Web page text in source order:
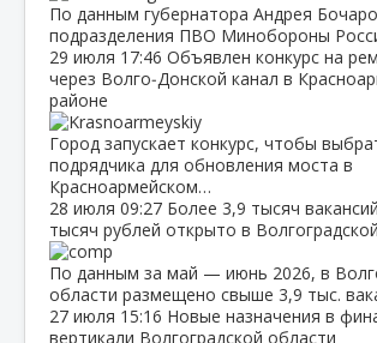
По данным губернатора Андрея
подразделения ПВО Минобороны
29 июля 17:46 Объявлен конкурс на
через Волго‑Донской канал в
районе
Город запускает конкурс, чтобы
подрядчика для обновления моста в
Красноармейском…
28 июля 09:27 Более 3,9 тысяч
тысяч рублей открыто в
По данным за май — июнь 2026, в
области размещено свыше 3,9 тыс.
27 июля 15:16 Новые назначения в
вертикали Волгоградской области